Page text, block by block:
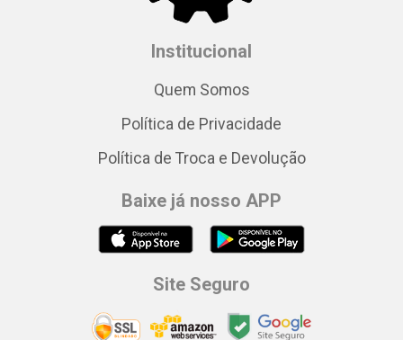
Institucional
Quem Somos
Política de Privacidade
Política de Troca e Devolução
Baixe já nosso APP
Site Seguro